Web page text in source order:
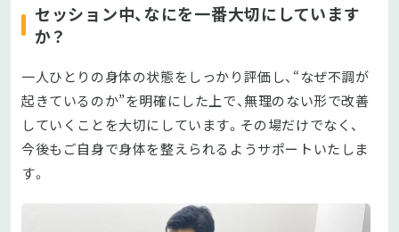
セッション中、なにを一番大切にしています
か？
一人ひとりの身体の状態をしっかり評価し、“なぜ不調が
起きているのか”を明確にした上で、無理のない形で改善
していくことを大切にしています。その場だけでなく、
今後もご自身で身体を整えられるようサポートいたしま
す。